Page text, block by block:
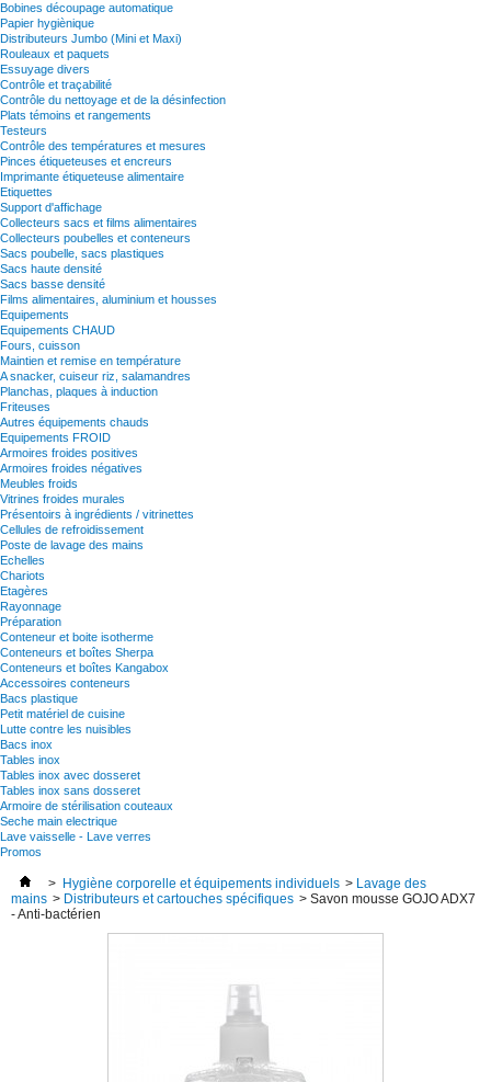
Bobines découpage automatique
Papier hygiènique
Distributeurs Jumbo (Mini et Maxi)
Rouleaux et paquets
Essuyage divers
Contrôle et traçabilité
Contrôle du nettoyage et de la désinfection
Plats témoins et rangements
Testeurs
Contrôle des températures et mesures
Pinces étiqueteuses et encreurs
Imprimante étiqueteuse alimentaire
Etiquettes
Support d'affichage
Collecteurs sacs et films alimentaires
Collecteurs poubelles et conteneurs
Sacs poubelle, sacs plastiques
Sacs haute densité
Sacs basse densité
Films alimentaires, aluminium et housses
Equipements
Equipements CHAUD
Fours, cuisson
Maintien et remise en température
A snacker, cuiseur riz, salamandres
Planchas, plaques à induction
Friteuses
Autres équipements chauds
Equipements FROID
Armoires froides positives
Armoires froides négatives
Meubles froids
Vitrines froides murales
Présentoirs à ingrédients / vitrinettes
Cellules de refroidissement
Poste de lavage des mains
Echelles
Chariots
Etagères
Rayonnage
Préparation
Conteneur et boite isotherme
Conteneurs et boîtes Sherpa
Conteneurs et boîtes Kangabox
Accessoires conteneurs
Bacs plastique
Petit matériel de cuisine
Lutte contre les nuisibles
Bacs inox
Tables inox
Tables inox avec dosseret
Tables inox sans dosseret
Armoire de stérilisation couteaux
Seche main electrique
Lave vaisselle - Lave verres
Promos
> Hygiène corporelle et équipements individuels > Lavage des
mains > Distributeurs et cartouches spécifiques > Savon mousse GOJO ADX7
- Anti-bactérien